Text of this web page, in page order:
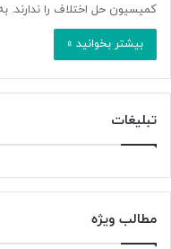
کمیسیون حل اختلاف را ندارند.
بیشتر بخوانید »
تبلیغات
مطالب ویژه